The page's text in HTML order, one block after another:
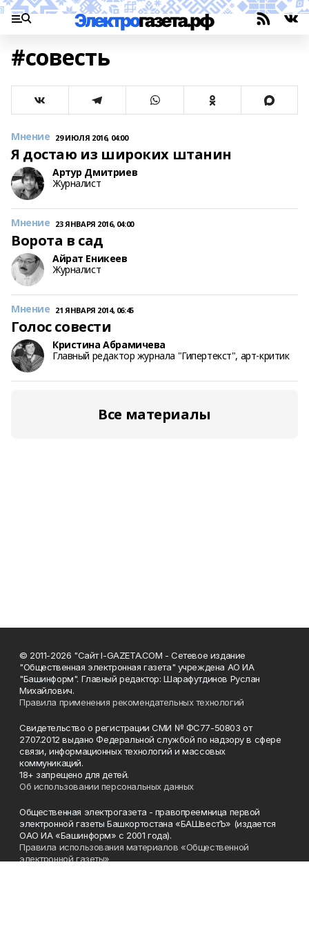
#совесть
Я достаю из широких штанин
Мнение 29 ИЮЛЯ 2016, 04:00
Артур Дмитриев
Журналист
Ворота в сад
Мнение 23 ЯНВАРЯ 2016, 04:00
Айрат Еникеев
Журналист
Голос совести
Мнение 21 ЯНВАРЯ 2014, 06:45
Кристина Абрамичева
Главный редактор журнала "Гипертекст", арт-критик
Все материалы
© 2011-2026 "Сайт I-GAZETA.COM - Сетевое издание
"Общественная электронная газета" учреждена АО ИА
"Башинформ". Главный редактор: Шарафутдинов Руслан
Михайлович.
Правила применения рекомендательных технологий
Свидетельство о регистрации СМИ № ФС77-50803 от
27.07.2012 выдано Федеральной службой по надзору в сфере
связи, информационных технологий и массовых
коммуникаций.
18+ запрещено для детей.
Об использовании персональных данных
Общественная электрогазета - правопреемница первой
электронной газеты Башкортостана «БАШвестЪ» (издается
ОАО ИА «Башинформ» с 2001 года).
Правила использования материалов «Общественной
электронной газеты»